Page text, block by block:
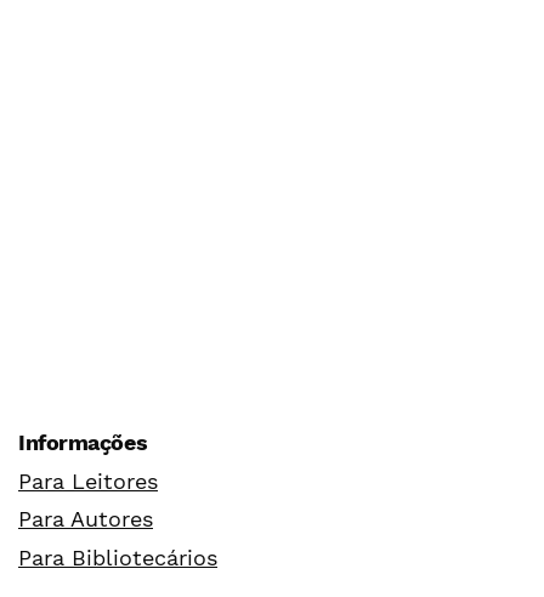
Informações
Para Leitores
Para Autores
Para Bibliotecários